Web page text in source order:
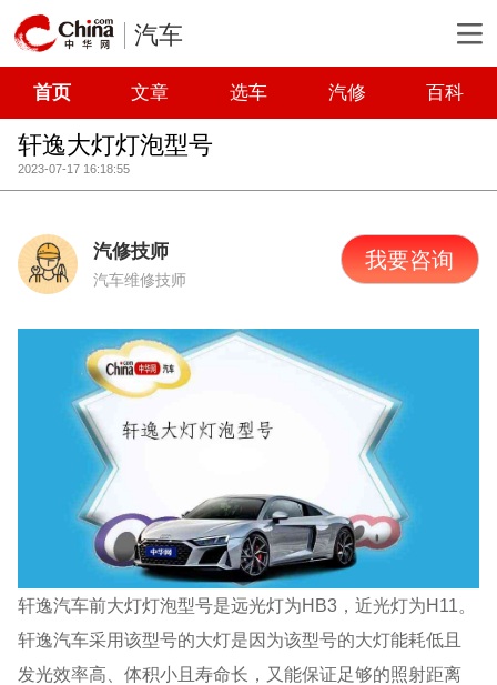
汽车
首页 文章 选车 汽修 百科
轩逸大灯灯泡型号
2023-07-17 16:18:55
汽修技师
汽车维修技师
我要咨询
轩逸汽车前大灯灯泡型号是远光灯为HB3，近光灯为H11。
轩逸汽车采用该型号的大灯是因为该型号的大灯能耗低且
发光效率高、体积小且寿命长，又能保证足够的照射距离